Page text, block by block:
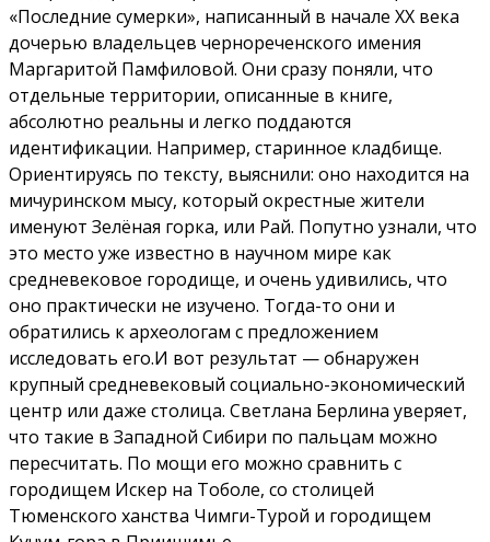
«Последние сумерки», написанный в начале XX века
дочерью владельцев чернореченского имения
Маргаритой Памфиловой. Они сразу поняли, что
отдельные территории, описанные в книге,
абсолютно реальны и легко поддаются
идентификации. Например, старинное кладбище.
Ориентируясь по тексту, выяснили: оно находится на
мичуринском мысу, который окрестные жители
именуют Зелёная горка, или Рай. Попутно узнали, что
это место уже известно в научном мире как
средневековое городище, и очень удивились, что
оно практически не изучено. Тогда-то они и
обратились к археологам с предложением
исследовать его.И вот результат — обнаружен
крупный средневековый социально-экономический
центр или даже столица. Светлана Берлина уверяет,
что такие в Западной Сибири по пальцам можно
пересчитать. По мощи его можно сравнить с
городищем Искер на Тоболе, со столицей
Тюменского ханства Чимги-Турой и городищем